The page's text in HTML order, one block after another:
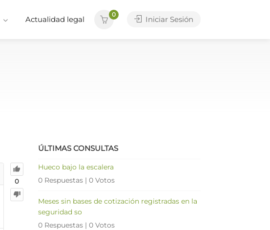
Actualidad legal
0
Iniciar Sesión
0
ÚLTIMAS CONSULTAS
Hueco bajo la escalera
0 Respuestas | 0 Votos
Meses sin bases de cotización registradas en la
seguridad so
0 Respuestas | 0 Votos